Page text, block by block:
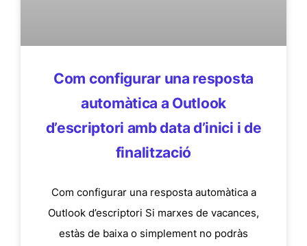
Com configurar una resposta
automàtica a Outlook
d’escriptori amb data d’inici i de
finalització
Com configurar una resposta automàtica a
Outlook d’escriptori Si marxes de vacances,
estàs de baixa o simplement no podràs